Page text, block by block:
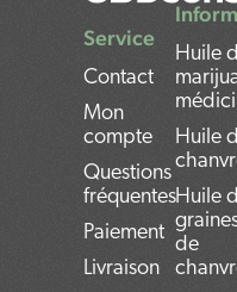
Service
Contact
Mon
compte
Questions
fréquentes
Paiement
Livraison
Huile
Huile
Huile
de